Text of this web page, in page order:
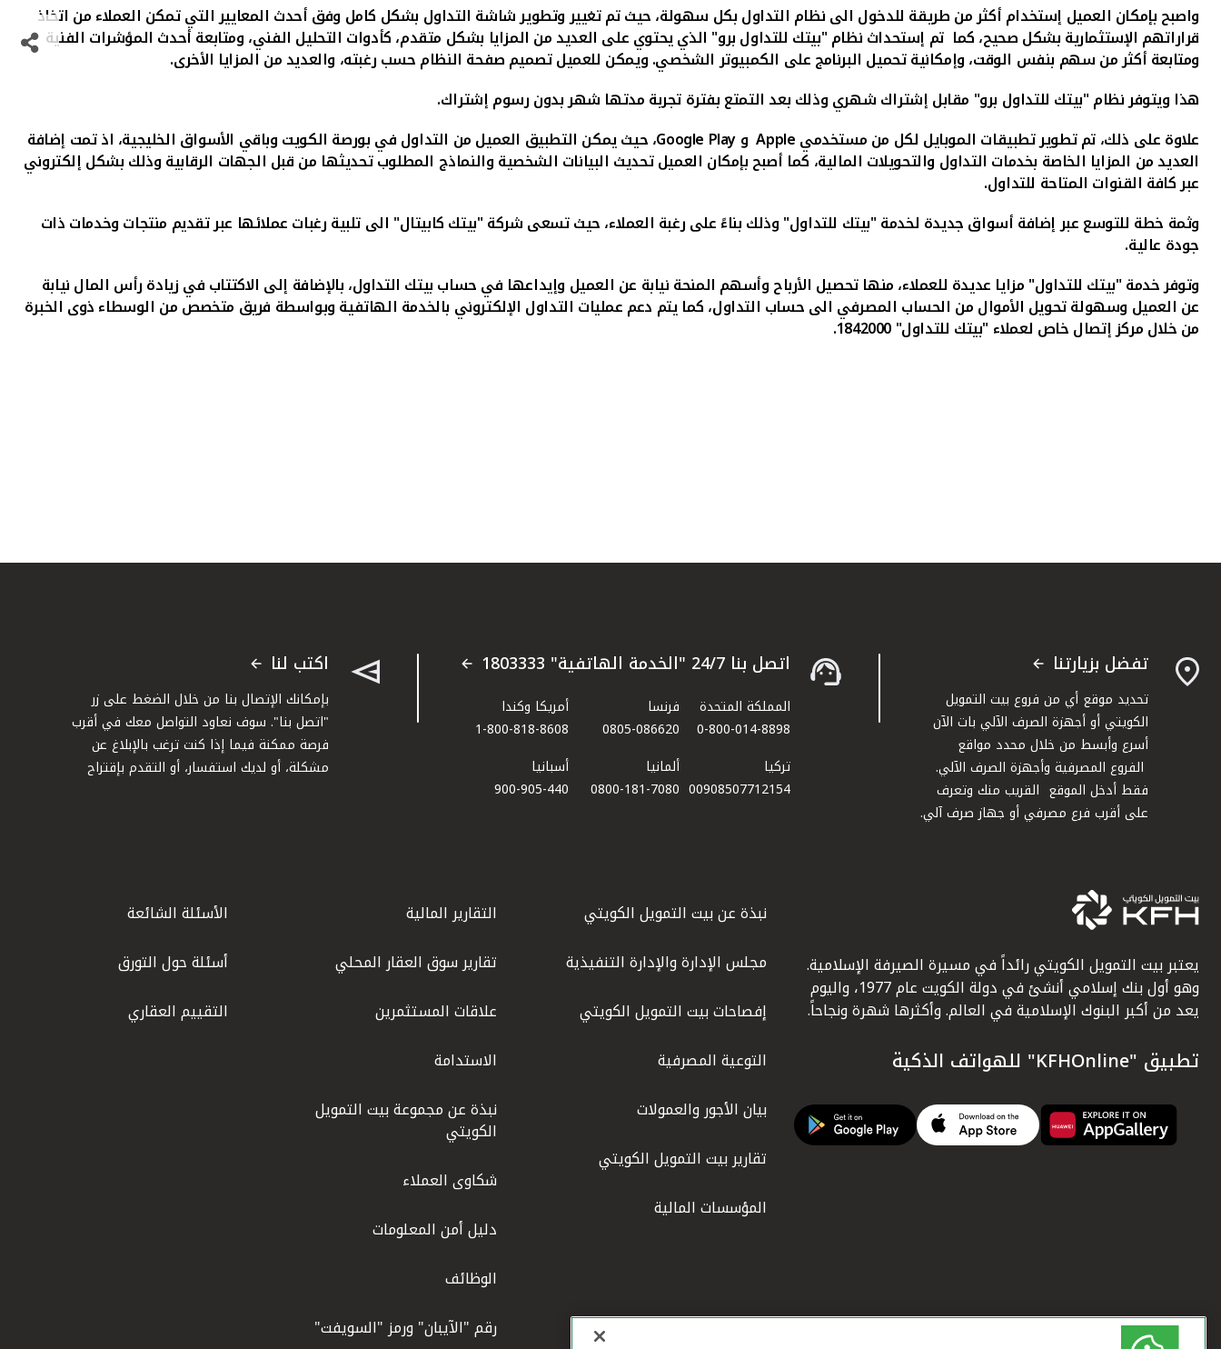
واصبح بإمكان العميل إستخدام أكثرمنطريقة للدخول الى نظام التداول بكل سهولة، حيث تم تغيير وتطوير شاشة التداول بشكل كامل وفق أحدث المعايير التي تمكن العملاء من اتخاذ
قراراتهم الإستثمارية بشكل صحيح، كما تم إستحداث نظام "بيتك للتداول برو" الذي يحتوي على العديد من المزايا بشكل متقدم، كأدوات التحليل الفني، ومتابعة أحدث المؤشرات الفنية
ومتابعة أكثر من سهم بنفس الوقت، وإمكانية تحميل البرنامج على الكمبيوتر الشخصي. ويمكن للعميل تصميم صفحة النظام حسب رغبته، والعديد من المزايا الأخرى.
هذا ويتوفر نظام "بيتك للتداول برو" مقابل إشتراك شهري وذلك بعد التمتع بفترة تجربة مدتها شهر بدون رسوم إشتراك.
علاوة على ذلك، تم تطوير تطبيقات الموبايل لكل من مستخدميApple وGoogle Play، حيث يمكن التطبيق العميل من التداول في بورصة الكويت وباقي الأسواق الخليجية، اذ تمت إضافة
العديد من المزايا الخاصة بخدمات التداول والتحويلات المالية، كما أصبح بإمكان العميل تحديث البيانات الشخصية والنماذج المطلوب تحديثها من قبل الجهات الرقابية وذلك بشكل إلكتروني
عبر كافة القنوات المتاحة للتداول.
وثمة خطة للتوسع عبر إضافة أسواق جديدة لخدمة "بيتك للتداول" وذلك بناءً على رغبة العملاء، حيث تسعى شركة "بيتك كابيتال" الى تلبية رغبات عملائها عبر تقديم منتجات وخدمات ذات
جودة عالية.
وتوفر خدمة "بيتك للتداول" مزايا عديدة للعملاء، منها تحصيل الأرباح وأسهم المنحة نيابة عن العميل وإيداعها في حساب بيتك التداول، بالإضافة إلى الاكتتاب في زيادة رأس المال نيابة
عن العميل وسهولة تحويل الأموال من الحساب المصرفي الى حساب التداول، كما يتم دعم عمليات التداول الإلكتروني بالخدمة الهاتفية وبواسطة فريق متخصص من الوسطاء ذوى الخبرة
من خلال مركز إتصال خاص لعملاء "بيتك للتداول" 1842000.
تفضل بزيارتنا
تحديد موقع أي من فروع بيت التمويل
الكويتي أو أجهزة الصرف الآلي بات الآن
أسرع وأبسط من خلال محدد مواقع
الفروع المصرفية وأجهزة الصرف الآلي.
فقط أدخل الموقع القريب منك وتعرف
على أقرب فرع مصرفي أو جهاز صرف آلي.
اتصل بنا 24/7 "الخدمة الهاتفية" 1803333
المملكة المتحدة
0-800-014-8898
فرنسا
0805-086620
أمريكا وكندا
1-800-818-8608
تركيا
00908507712154​
ألمانيا
0800-181-7080
أسبانيا
900-905-440
اكتب لنا
بإمكانك الإتصال بنا من خلال الضغط على زر
"اتصل بنا". سوف نعاود التواصل معك في أقرب
فرصة ممكنة فيما إذا كنت ترغب بالإبلاغ عن
مشكلة، أو لديك استفسار، أو التقدم بإقتراح
يعتبر بيت التمويل الكويتي رائداً في مسيرة الصيرفة الإسلامية.
وهو أول بنك إسلامي أنشئ في دولة الكويت عام 1977، واليوم
يعد من أكبر البنوك الإسلامية في العالم. وأكثرها شهرة ونجاحاً.
تطبيق "KFHOnline" للهواتف الذكية
نبذة عن بيت التمويل الكويتي
مجلس الإدارة والإدارة التنفيذية
إفصاحات بيت التمويل الكويتي
التوعية المصرفية
بيان الأجور والعمولات
تقارير بيت التمويل الكويتي
المؤسسات المالية
التقارير المالية
تقارير سوق العقار المحلي
علاقات المستثمرين
الاستدامة
نبذة عن مجموعة بيت التمويل
الكويتي
شكاوى العملاء
دليل أمن المعلومات
الوظائف
رقم "الآيبان" ورمز "السويفت"
الأسئلة الشائعة
أسئلة حول التورق
التقييم العقاري